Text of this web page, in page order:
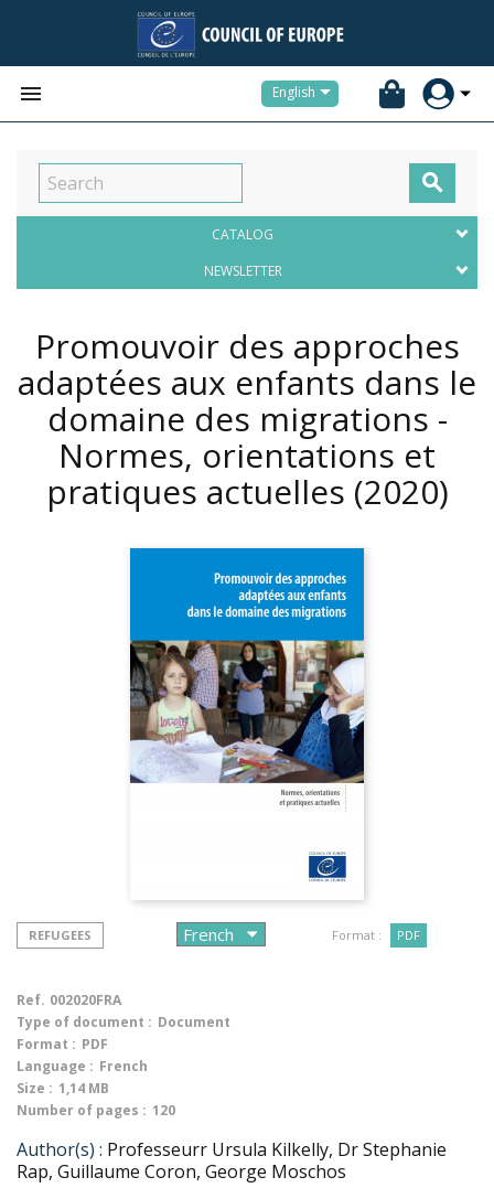
 English

CATALOG
NEWSLETTER
Promouvoir des approches
adaptées aux enfants dans le
domaine des migrations -
Normes, orientations et
pratiques actuelles (2020)
REFUGEES Format : PDF
Ref. 002020FRA
Type of document : Document
Format : PDF
Language : French
Size : 1,14 MB
Number of pages : 120
Author(s) : Professeurr Ursula Kilkelly, Dr Stephanie
Rap, Guillaume Coron, George Moschos